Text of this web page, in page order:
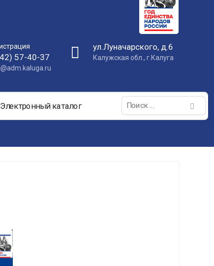
57-40-37
ул.Луначарского, д.6
Калужская обл., г.Калуга
Электронный каталог
Поиск: